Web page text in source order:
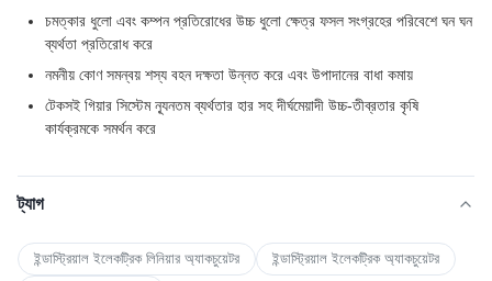
চমত্কার ধুলো এবং কম্পন প্রতিরোধের উচ্চ ধুলো ক্ষেত্র ফসল সংগ্রহের পরিবেশে ঘন ঘন
ব্যর্থতা প্রতিরোধ করে
নমনীয় কোণ সমন্বয় শস্য বহন দক্ষতা উন্নত করে এবং উপাদানের বাধা কমায়
টেকসই গিয়ার সিস্টেম ন্যূনতম ব্যর্থতার হার সহ দীর্ঘমেয়াদী উচ্চ-তীব্রতার কৃষি
কার্যক্রমকে সমর্থন করে
ট্যাগ
ইন্ডাস্ট্রিয়াল ইলেকট্রিক লিনিয়ার অ্যাকচুয়েটর
ইন্ডাস্ট্রিয়াল ইলেকট্রিক অ্যাকচুয়েটর